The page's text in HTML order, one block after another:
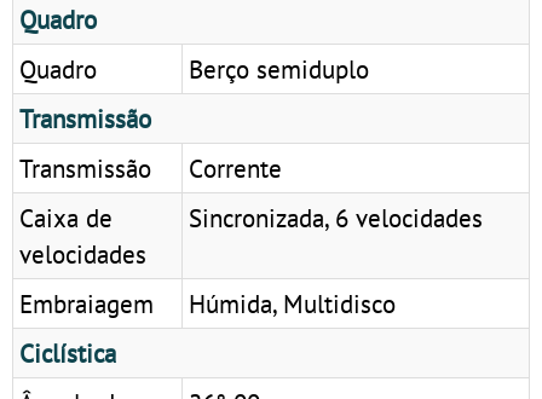
Quadro
Quadro
Berço semiduplo
Transmissão
Transmissão
Corrente
Caixa de
velocidades
Sincronizada, 6 velocidades
Embraiagem
Húmida, Multidisco
Ciclística